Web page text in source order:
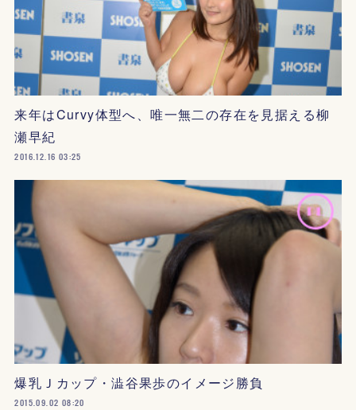
来年はCurvy体型へ、唯一無二の存在を見据える柳
瀬早紀
2016.12.16 03:25
爆乳Ｊカップ・澁谷果歩のイメージ勝負
2015.09.02 08:20